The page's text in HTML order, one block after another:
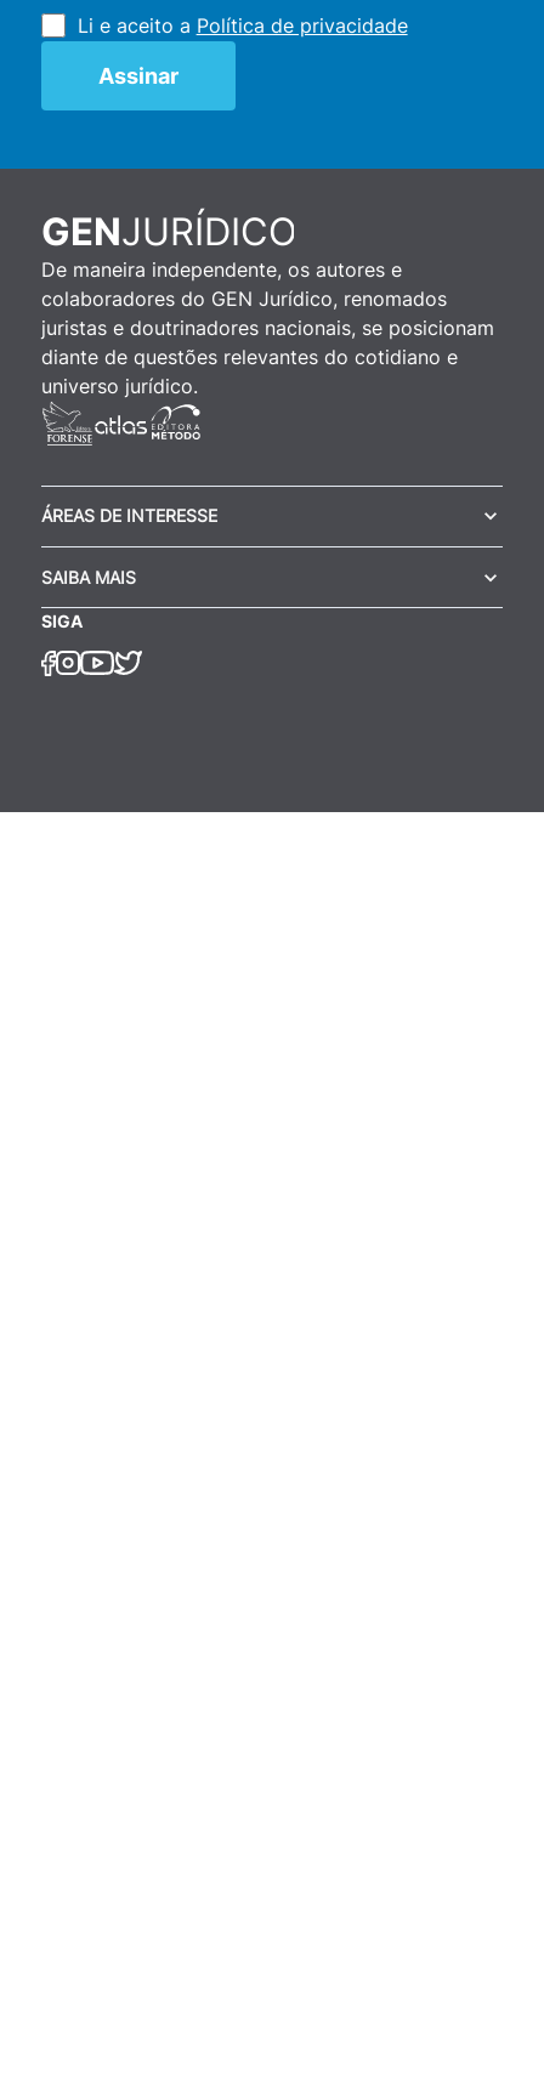
Li e aceito a Política de privacidade
GENJURÍDICO
De maneira independente, os autores e
colaboradores do GEN Jurídico, renomados
juristas e doutrinadores nacionais, se posicionam
diante de questões relevantes do cotidiano e
universo jurídico.
ÁREAS DE INTERESSE
SAIBA MAIS
SIGA